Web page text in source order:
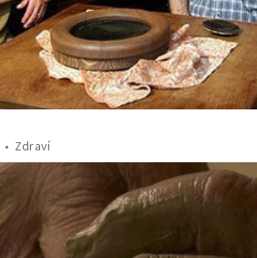
Zdraví